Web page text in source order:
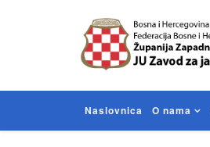
Naslovnica O nama